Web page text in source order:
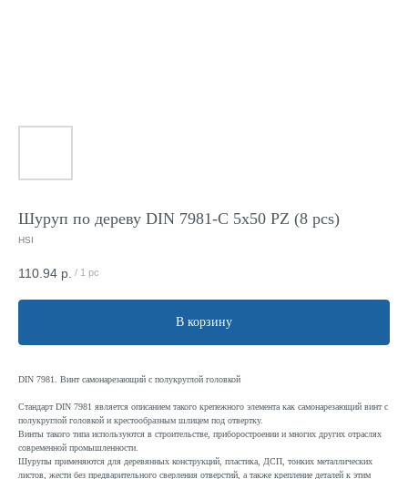
Шуруп по дереву DIN 7981-C 5x50 PZ (8 pcs)
HSI
110.94 р. / 1 pc
В корзину
DIN 7981. Винт самонарезающий с полукруглой головкой
Стандарт DIN 7981 является описанием такого крепежного элемента как самонарезающий винт с
полукруглой головкой и крестообразным шлицем под отвертку.
Винты такого типа используются в строительстве, приборостроении и многих других отраслях
современной промышленности.
Шурупы применяются для деревянных конструкций, пластика, ДСП, тонких металлических
листов, жести без предварительного сверления отверстий, а также крепление деталей к этим